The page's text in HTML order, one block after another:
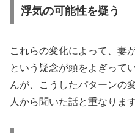
浮気の可能性を疑う
これらの変化によって、妻
という疑念が頭をよぎって
んが、こうしたパターンの
人から聞いた話と重なります